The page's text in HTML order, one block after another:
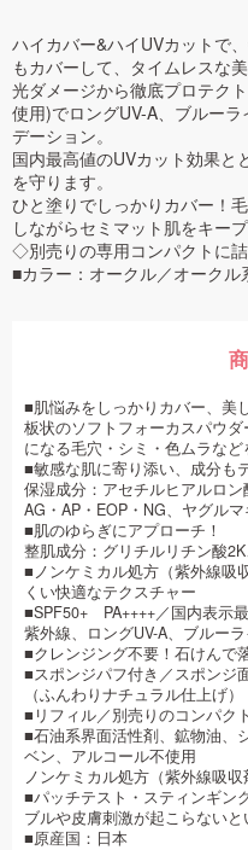
ハイカバー&ハイUVカットで
もカバーして、タイムレスな
光ダメージから徹底プロテク
使用)でロングUV-A、ブルー
デーション。
国内最高値のUVカット効果と
を守ります。
ひと塗りでしっかりカバー！
しながらセミマット肌をキープ
◇別売りの専用コンパクトに詰
■カラー：オークル／オークル
■肌悩みをしっかりカバー、美
板状のソフトフォーカスパウ
になる毛穴・シミ・色ムラなど
■敏感な肌に寄り添い、成分も
保湿成分：アセチルヒアルロ
AG・AP・EOP・NG、ヤグル
■肌のゆらぎにアプローチ！
整肌成分：グリチルリチン酸
■ノンケミカル処方（紫外線吸
くい快適なテクスチャー
■SPF50+ PA++++／国内表示
紫外線、ロングUV-A、ブルー
■クレンジング不要！石けんで
■スポンジパフ付き／スポンジ
（ふんわりナチュラル仕上げ）
■リフィル／別売りのコンパク
■石油系界面活性剤、鉱物油、
ベン、アルコール不使用
ノンケミカル処方（紫外線吸収
■パッチテスト・スティンギン
ブルや皮膚刺激が起こらないと
■原産国：日本